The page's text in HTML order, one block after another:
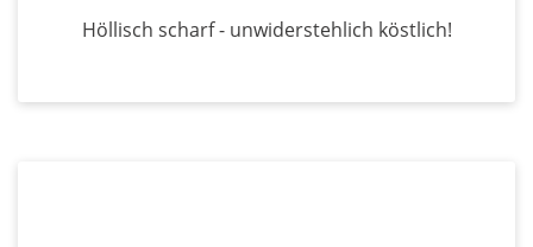
Höllisch scharf - unwiderstehlich köstlich!